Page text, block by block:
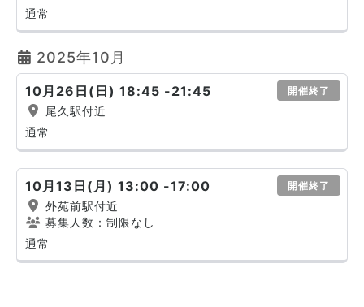
通常
2025年10月
10月26日(日) 18:45 -21:45 開催終了
尾久駅付近
通常
10月13日(月) 13:00 -17:00 開催終了
外苑前駅付近
募集人数：制限なし
通常